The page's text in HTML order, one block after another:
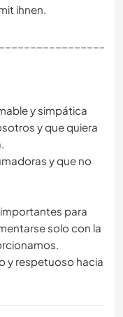
ihnen.
y simpática
y que quiera
y que no
para
solo con la
y respetuoso hacia